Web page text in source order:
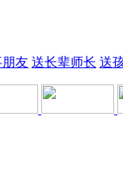
友 送长辈师长 送